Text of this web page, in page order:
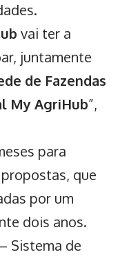
vai ter a
juntamente
de Fazendas
My AgriHub”,
para
que
por um
dois anos.
– Sistema de